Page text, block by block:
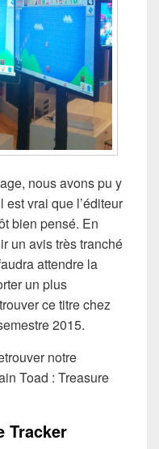
nous avons pu y
vrai que l’éditeur
bien pensé. En
un avis très tranché
attendre la
un plus
ce titre chez
2015.
notre
Toad : Treasure
Tracker